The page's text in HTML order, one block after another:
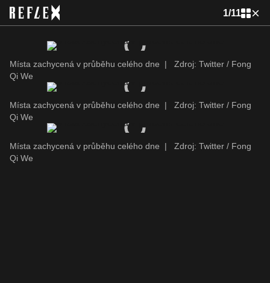
1/11
Místa zachycená v průběhu celého dne |
Zdroj: Twitter / Fong
Qi We
Místa zachycená v průběhu celého dne |
Zdroj: Twitter / Fong
Qi We
Místa zachycená v průběhu celého dne |
Zdroj: Twitter / Fong
Qi We